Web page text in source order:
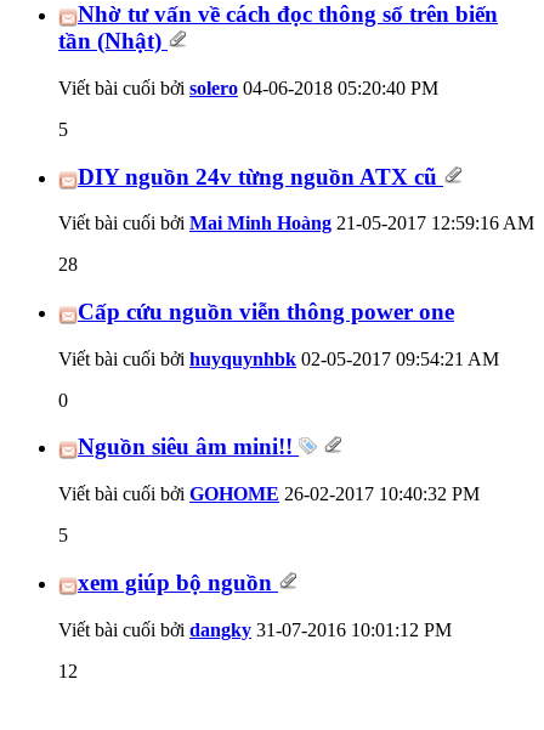
Nhờ tư vấn về cách đọc thông số trên biến
tần (Nhật)
Viết bài cuối bởi solero 04-06-2018 05:20:40 PM
5
DIY nguồn 24v từng nguồn ATX cũ
Viết bài cuối bởi Mai Minh Hoàng 21-05-2017 12:59:16 AM
28
Cấp cứu nguồn viễn thông power one
Viết bài cuối bởi huyquynhbk 02-05-2017 09:54:21 AM
0
Nguồn siêu âm mini!!
Viết bài cuối bởi GOHOME 26-02-2017 10:40:32 PM
5
xem giúp bộ nguồn
Viết bài cuối bởi dangky 31-07-2016 10:01:12 PM
12